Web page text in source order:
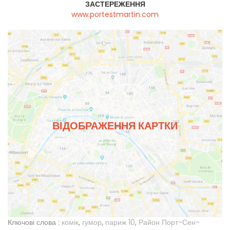
ЗАСТЕРЕЖЕННЯ
www.portestmartin.com
ВІДОБРАЖЕННЯ КАРТКИ
Ключові слова : комік, гумор, париж 10, Район Порт-Сен-